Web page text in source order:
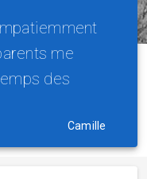
me
des
Camille